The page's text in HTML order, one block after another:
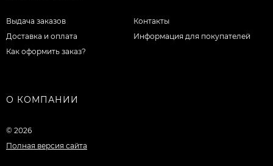
Выдача заказов
Доставка и оплата
Как оформить заказ?
Контакты
Информация для покупателей
О КОМПАНИИ
© 2026
Полная версия сайта